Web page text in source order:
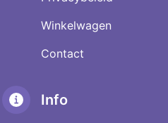
Winkelwagen
Contact
Info